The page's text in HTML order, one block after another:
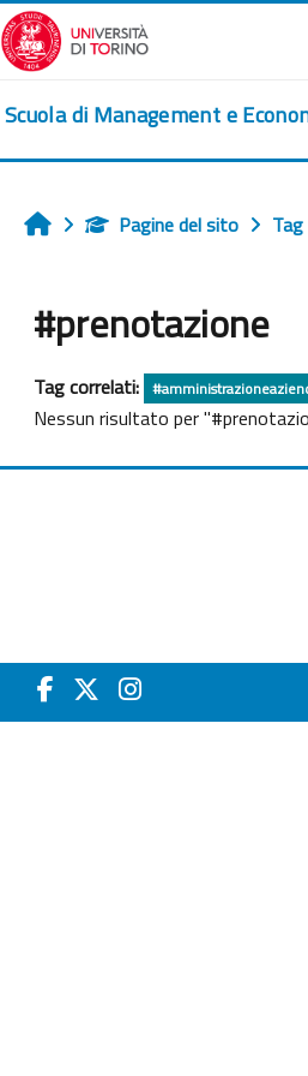
Vai al contenuto principale
Scuola di Management e
HomePagine del sito Tag
#prenotazione
Tag correlati:
Nessun risultato per